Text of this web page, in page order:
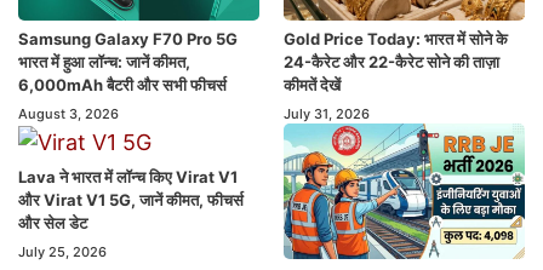
Samsung Galaxy F70 Pro 5G
भारत में हुआ लॉन्च: जानें कीमत,
6,000mAh बैटरी और सभी फीचर्स
August 3, 2026
Gold Price Today: भारत में सोने के
24-कैरेट और 22-कैरेट सोने की ताज़ा
कीमतें देखें
July 31, 2026
Lava ने भारत में लॉन्च किए Virat V1
और Virat V1 5G, जानें कीमत, फीचर्स
और सेल डेट
July 25, 2026